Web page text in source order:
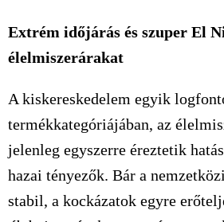
Extrém időjárás és szuper El
élelmiszerárakat
A kiskereskedelem egyik
termékkategóriájában, az
jelenleg egyszerre éreztetik
hazai tényezők. Bár a
stabil, a kockázatok egyre